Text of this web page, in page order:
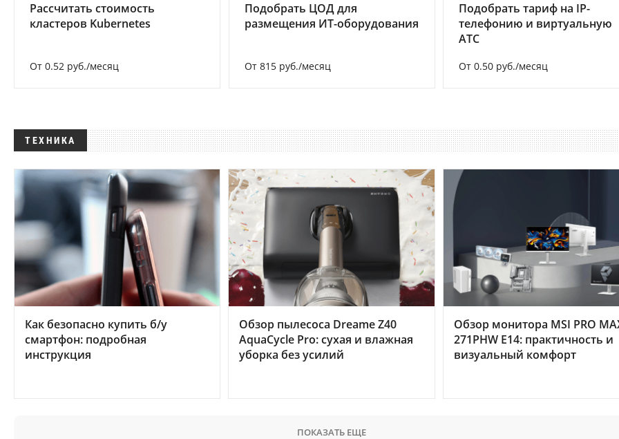
Рассчитать стоимость
кластеров Kubernetes
От 0.52 руб./месяц
Подобрать ЦОД для
размещения ИТ-оборудования
От 815 руб./месяц
Подобрать тариф на IP-
телефонию и виртуальную
АТС
От 0.50 руб./месяц
ТЕХНИКА
Как безопасно купить б/у
смартфон: подробная
инструкция
Обзор пылесоса Dreame Z40
AquaCycle Pro: сухая и влажная
уборка без усилий
Обзор монитора MSI PRO
271PHW E14: практичность и
визуальный комфорт
ПОКАЗАТЬ ЕЩЕ